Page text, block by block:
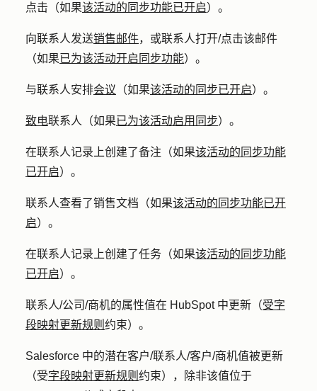
点击（如果该活动的同步功能已开启）。
向联系人发送销售邮件，或联系人打开/点击该邮件
（如果已为该活动开启同步功能）。
与联系人安排会议 （如果该活动的同步已开启）。
致电联系人（如果已为该活动启用同步）。
在联系人记录上创建了备注（如果该活动的同步功能
已开启）。
联系人查看了销售文档（如果该活动的同步功能已开
启）。
在联系人记录上创建了任务（如果该活动的同步功能
已开启）。
联系人/公司/商机的属性值在 HubSpot 中更新（受字
段映射更新规则 约束）。
Salesforce 中的潜在客户/联系人/客户/商机值被更新
（受字段映射更新规则 约束），除非该值位于